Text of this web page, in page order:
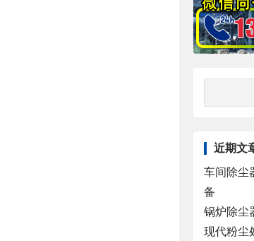
近期文
车间除尘
备
锅炉除尘
现代粉尘